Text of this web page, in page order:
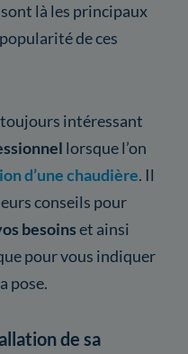
sont là les principaux
de ces
intéressant
lorsque l’on
d’une chaudière. Il
conseils pour
besoinset ainsi
pour vous indiquer
pose.
de sa